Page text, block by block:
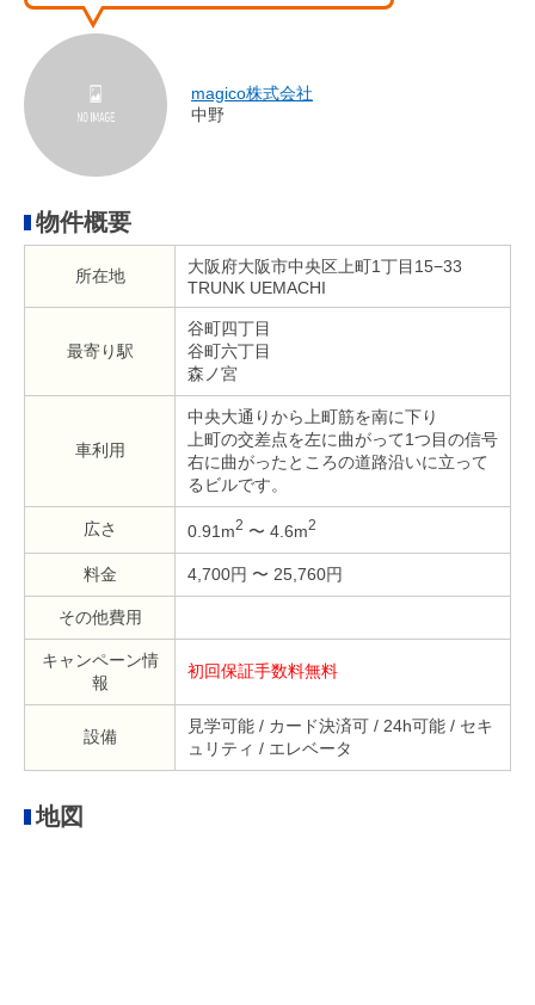
magico株式会社
中野
物件概要
所在地
大阪府大阪市中央区上町1丁目15−33
TRUNK UEMACHI
最寄り駅
谷町四丁目
谷町六丁目
森ノ宮
車利用
中央大通りから上町筋を南に下り
上町の交差点を左に曲がって1つ目の信号
右に曲がったところの道路沿いに立って
るビルです。
広さ 0.91m2 〜 4.6m2
料金 4,700円 〜 25,760円
その他費用
キャンペーン情
報
初回保証手数料無料
設備
見学可能 / カード決済可 / 24h可能 / セキ
ュリティ / エレベータ
地図